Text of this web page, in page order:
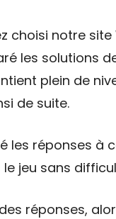
choisi notre
les solutions
plein de
de suite.
les réponses à
jeu sans
réponses,